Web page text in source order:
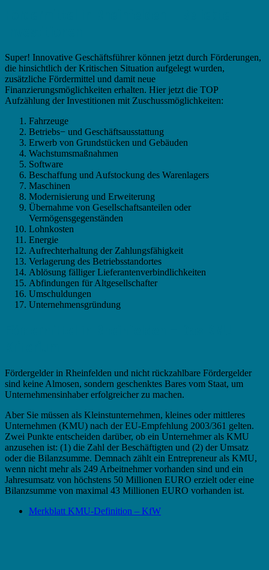
Super! Innovative Geschäftsführer können jetzt durch Förderungen,
die hinsichtlich der Kritischen Situation aufgelegt wurden,
zusätzliche Fördermittel und damit neue
Finanzierungsmöglichkeiten erhalten. Hier jetzt die TOP
Aufzählung der Investitionen mit Zuschussmöglichkeiten:
Fahrzeuge
Betriebs− und Geschäftsausstattung
Erwerb von Grundstücken und Gebäuden
Wachstumsmaßnahmen
Software
Beschaffung und Aufstockung des Warenlagers
Maschinen
Modernisierung und Erweiterung
Übernahme von Gesellschaftsanteilen oder
Vermögensgegenständen
Lohnkosten
Energie
Aufrechterhaltung der Zahlungsfähigkeit
Verlagerung des Betriebsstandortes
Ablösung fälliger Lieferantenverbindlichkeiten
Abfindungen für Altgesellschafter
Umschuldungen
Unternehmensgründung
Fördergelder in Rheinfelden und nicht rückzahlbare Fördergelder
sind keine Almosen, sondern geschenktes Bares vom Staat, um
Unternehmensinhaber erfolgreicher zu machen.
Aber Sie müssen als Kleinstunternehmen, kleines oder mittleres
Unternehmen (KMU) nach der EU-Empfehlung 2003/361 gelten.
Zwei Punkte entscheiden darüber, ob ein Unternehmer als KMU
anzusehen ist: (1) die Zahl der Beschäftigten und (2) der Umsatz
oder die Bilanzsumme. Demnach zählt ein Entrepreneur als KMU,
wenn nicht mehr als 249 Arbeitnehmer vorhanden sind und ein
Jahresumsatz von höchstens 50 Millionen EURO erzielt oder eine
Bilanzsumme von maximal 43 Millionen EURO vorhanden ist.
Merkblatt KMU-Definition – KfW